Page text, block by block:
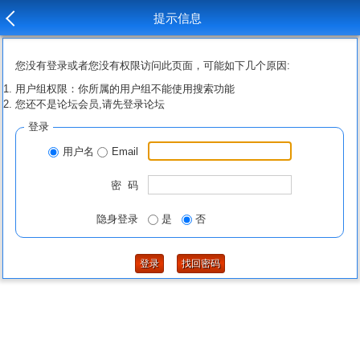
提示信息
您没有登录或者您没有权限访问此页面，可能如下几个原因:
用户组权限：你所属的用户组不能使用搜索功能
您还不是论坛会员,请先登录论坛
登录
用户名 Email
密 码
隐身登录 是 否